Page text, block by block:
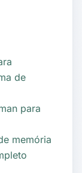
de
para
memória